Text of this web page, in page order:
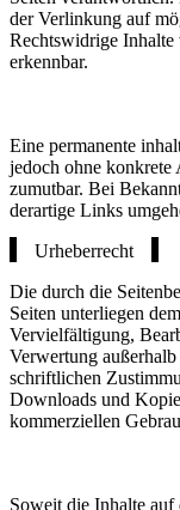
der Verlinkung auf
Rechtswidrige
erkennbar.
Eine permanente
jedoch ohne konkrete
zumutbar. Bei
derartige Links
Urheberrecht
Die durch die
Seiten unterliegen
Vervielfältigung,
Verwertung
schriftlichen
Downloads und
kommerziellen
Soweit die Inhalte auf